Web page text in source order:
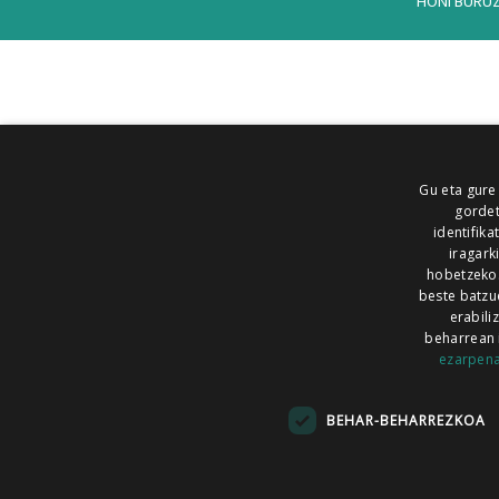
ALEA
MAILOPE NOAUA
Gu eta
hobetzeko.
beste
BEHAR-BEHARREZKOA